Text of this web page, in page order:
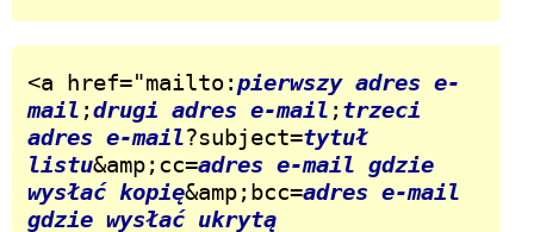
<a href="mailto:pierwszy adres e-
mail ;drugi adres e-mail ; trzeci
adres e-mail?subject=tytuł
listu&amp;cc=adres e-mail gdzie
wysłać kopię&amp;bcc=adres e-mail
gdzie wysłać ukrytą